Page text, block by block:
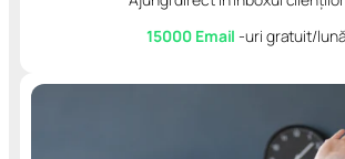
15000 Email-uri gratuit/